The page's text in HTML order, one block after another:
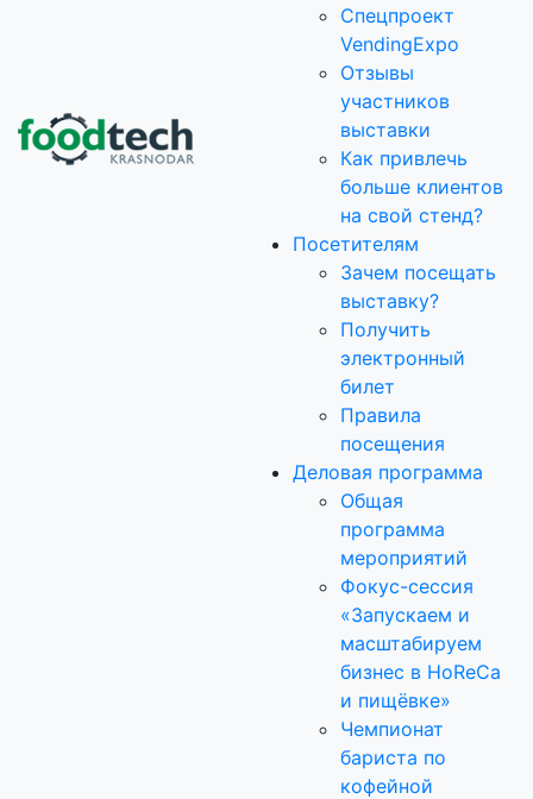
Спецпроект
VendingExpo
Отзывы
участников
выставки
Как привлечь
больше клиентов
на свой стенд?
Посетителям
Зачем посещать
выставку?
Получить
электронный
билет
Правила
посещения
Деловая программа
Общая
программа
мероприятий
Фокус-сессия
«Запускаем и
масштабируем
бизнес в HoReCa
и пищёвке»
Чемпионат
бариста по
кофейной